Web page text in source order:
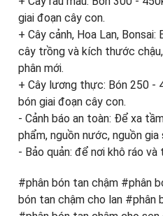
giai đoạn cây con.
+ Cây cảnh, Hoa Lan,
cây trồng và kích thước
phân mới.
+ Cây lương thực: Bón 250 -
bón giai đoạn cây con.
- Cảnh báo an toàn: Để xa
phẩm, nguồn nước, nguồn gia
- Bảo quản: để nơi khô ráo và
#phân bón tan chậm #phân
bón tan chậm cho lan #phân